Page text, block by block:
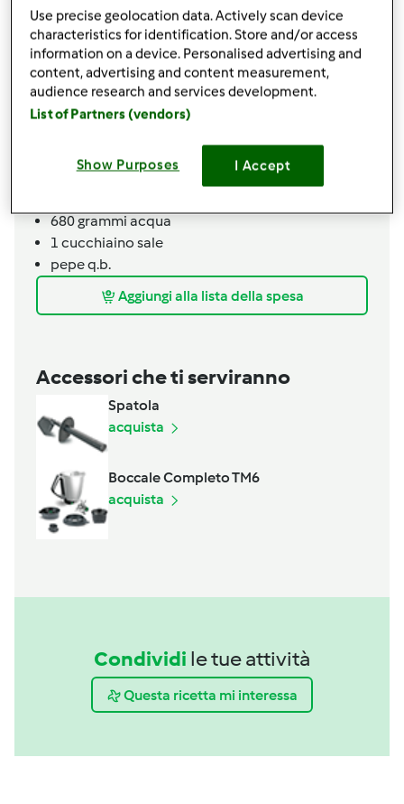
Ingredienti
Pasta risottata con sgombro
180grammiSgombro sott'olio
1spicchioaglio,Facoltativo
Pomodorini secchi
grammipenne
680grammi acqua
1 cucchiaino sale
pepe q.b.
Aggiungi alla lista della spesa
Accessori che ti serviranno
Spatola
acquista
Boccale Completo TM6
acquista
Condividi le tue attività
Questa ricetta mi interessa
Use precise geolocation data. Actively scan device
characteristics for identification. Store and/or access
information on a device. Personalised advertising and
content, advertising and content measurement,
audience research and services development.
List of Partners (vendors)
Show Purposes I Accept